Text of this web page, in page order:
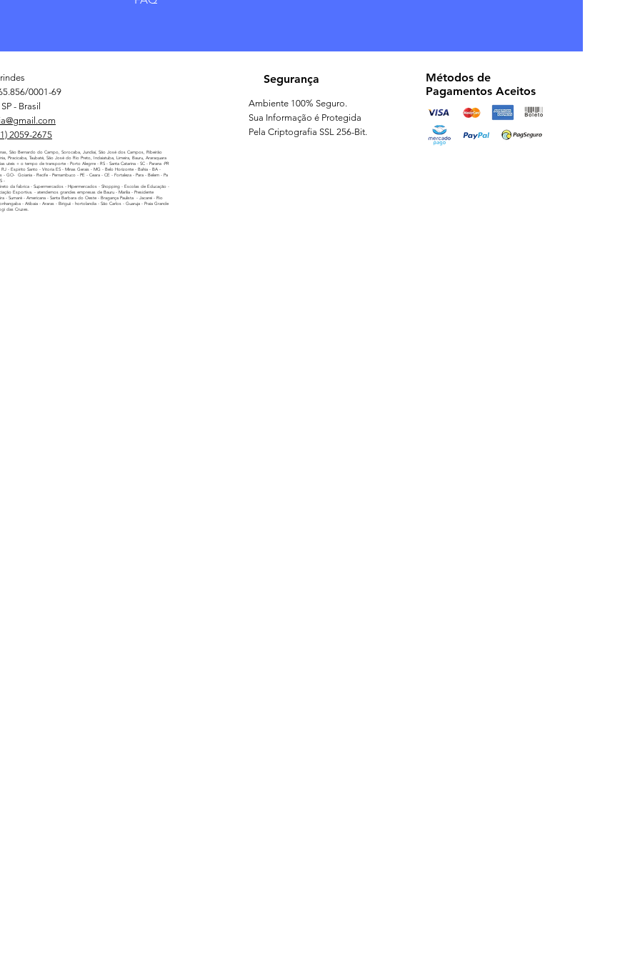
0001-69
- Brasil
2059-2675
São Bernardo do Campo, Sorocaba, Jundiaí, São José dos Campos, Ribeirão
Piracicaba, Taubaté, São José do Rio Preto, Indaiatuba, Limeira, Bauru, Araraquara
uteis + o tempo de transporte - Porto Alegrre - RS - Santa Catarina - SC - Parana -PR
- Espirito Santo - Vitoria ES - Minas Gerais - MG - Belo Horizonte - Bahia - BA -
- GO- Goiania - Recife - Pernambuco - PE - Ceara - CE - Fortaleza - Para - Belem - Pa
-
da fabrica - Supermercados - Hipermercados - Shopping - Escolas de Educação -
Esportiva. - atendemos grandes empresas de Bauru - Marilia - Presidente
- Sumaré - Americana - Santa Barbara do Oeste - Bragança Paulista - Jacarei - Rio
- Atibaia - Araras - Biriguii - hortolandia - São Carlos - Guaruja - Praia Grande
das Cruzes.
Segurança
Ambiente 100% Seguro.
Sua Informação é Protegida
Pela Criptografia SSL 256-Bit.
Métodos de
Pagamentos Aceitos
Personalizadas para empresas - festas - eventos - confraternizações e comemorações com brindes customizados